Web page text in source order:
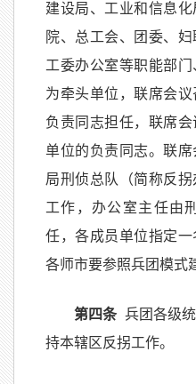
建设局、工业和信息
院、总工会、团委、
工委办公室等职能部
为牵头单位，联席会
负责同志担任，联席会
单位的负责同志。联
局刑侦总队（简称反
工作，办公室主任由
任，各成员单位指定一
各师市要参照兵团模式
第四条 兵团各级
持本辖区反拐工作。